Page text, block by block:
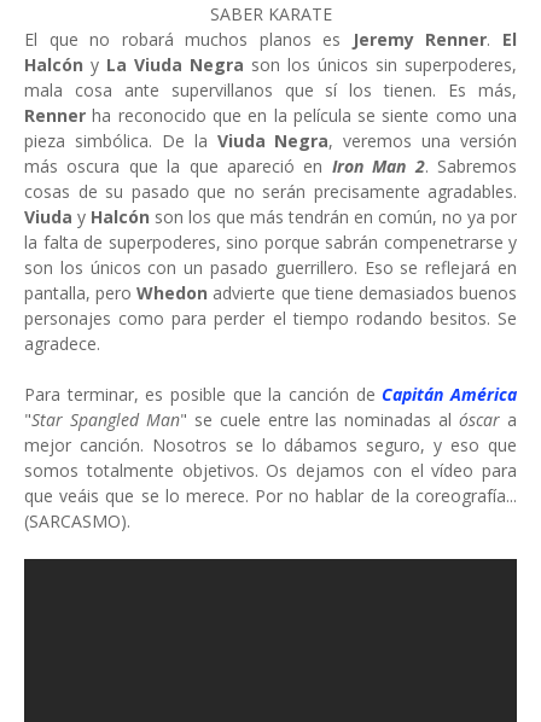
SABER KARATE
El que no robará muchos planos es
Jeremy Renner. El
Halcón y La Viuda Negra son los únicos sin superpoderes,
mala cosa ante supervillanos que sí los tienen. Es más,
Renner ha reconocido que en la película se siente como una
pieza simbólica. De la Viuda Negra, veremos una versión
más oscura que la que apareció en Iron Man 2. Sabremos
cosas de su pasado que no serán precisamente agradables.
Viuda y Halcón son los que más tendrán en común, no ya por
la falta de superpoderes, sino porque sabrán compenetrarse y
son los únicos con un pasado guerrillero. Eso se reflejará en
pantalla, peroWhedon advierte que tiene demasiados buenos
personajes como para perder el tiempo rodando besitos. Se
agradece.
Para terminar, es posible que la canción deCapitán América
"Star Spangled Man" se cuele entre las nominadas alóscar a
mejor canción. Nosotros se lo dábamos seguro, y eso que
somos totalmente objetivos. Os dejamos con el vídeo para
que veáis que se lo merece. Por no hablar de la coreografía...
(SARCASMO).